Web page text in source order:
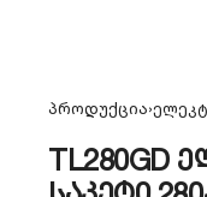
პროდუქცია›
TL280GD